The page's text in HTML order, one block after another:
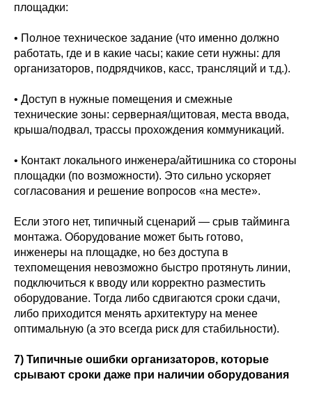
площадки:
• Полное техническое задание (что именно должно
работать, где и в какие часы; какие сети нужны: для
организаторов, подрядчиков, касс, трансляций и т.д.).
• Доступ в нужные помещения и смежные
технические зоны: серверная/щитовая, места ввода,
крыша/подвал, трассы прохождения коммуникаций.
• Контакт локального инженера/айтишника со стороны
площадки (по возможности). Это сильно ускоряет
согласования и решение вопросов «на месте».
Если этого нет, типичный сценарий — срыв тайминга
монтажа. Оборудование может быть готово,
инженеры на площадке, но без доступа в
техпомещения невозможно быстро протянуть линии,
подключиться к вводу или корректно разместить
оборудование. Тогда либо сдвигаются сроки сдачи,
либо приходится менять архитектуру на менее
оптимальную (а это всегда риск для стабильности).
7) Типичные ошибки организаторов, которые
срывают сроки даже при наличии оборудования